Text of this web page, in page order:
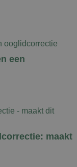
een
maakt